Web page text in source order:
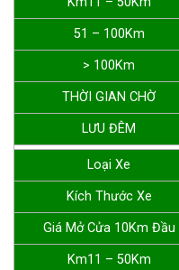
51 – 100Km
> 100Km
THỜI GIAN CHỜ
LƯU ĐÊM
Loại Xe
Kích Thước Xe
Giá Mở Cửa 10Km Đầu
Km11 – 50Km